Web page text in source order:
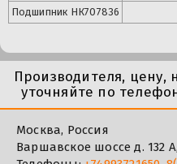
Подшипник НК707836
Производителя,
уточняйте по
Москва, Россия
Варшавское шоссе д. 132